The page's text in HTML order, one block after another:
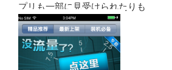
プリも一部に見受けられたりも